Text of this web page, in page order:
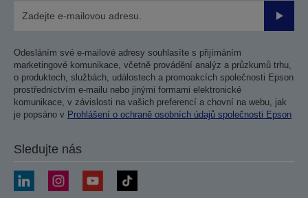
Odesláním své e-mailové adresy souhlasíte s přijímáním
marketingové komunikace, včetně provádění analýz a průzkumů trhu,
o produktech, službách, událostech a promoakcích společnosti Epson
prostřednictvím e-mailu nebo jinými formami elektronické
komunikace, v závislosti na vašich preferencí a chovní na webu, jak
je popsáno v Prohlášení o ochraně osobních údajů společnosti Epson
Sledujte nás